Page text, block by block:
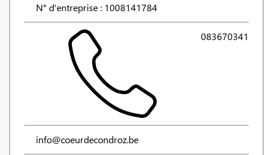
N° d'entreprise : 1008141784
083670341
info@coeurdecondroz.be